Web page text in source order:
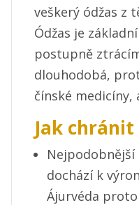
veškerý ódžas z
Ódžas je
postupně
dlouhodobá,
čínské
Jak chránit
dochází k
Ájurvéda